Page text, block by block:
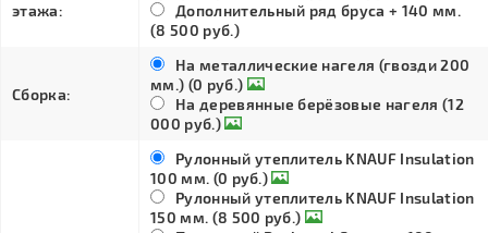
этажа:
Дополнительный ряд бруса + 140 мм.
(8 500 руб.)
Сборка:
На металлические нагеля (гвозди 200
мм.) (0 руб.)
На деревянные берёзовые нагеля (12
000 руб.)
Рулонный утеплитель KNAUF Insulation
100 мм. (0 руб.)
Рулонный утеплитель KNAUF Insulation
150 мм. (8 500 руб.)